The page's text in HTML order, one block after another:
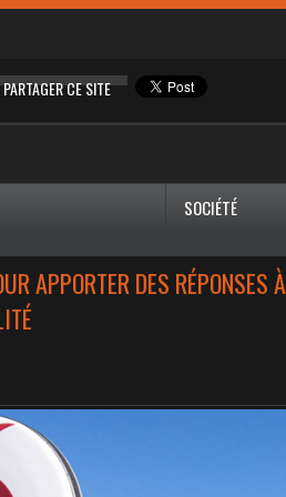
PARTAGER CE SITE
SOCIÉTÉ
APPORTER DES RÉPONSES À